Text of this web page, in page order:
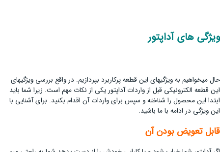
ویژگی های آداپتور
حال می­خواهیم به ویژگی­های این قطعه پرکاربرد بپردازیم. در واقع بررسی ویژگی­های
این قطعه الکترونیکی قبل از واردات آداپتور یکی از نکات مهم است. زیرا شما باید
ابتدا این محصول را شناخته و سپس برای واردات آن اقدام بکنید. برای آشنایی با
این ویژگی در ادامه با ما باشید.
قابل تعویض بودن آن